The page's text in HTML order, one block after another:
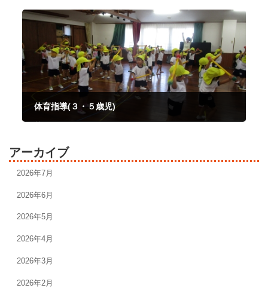
体育指導(３・５歳児)
アーカイブ
2026年7月
2026年6月
2026年5月
2026年4月
2026年3月
2026年2月